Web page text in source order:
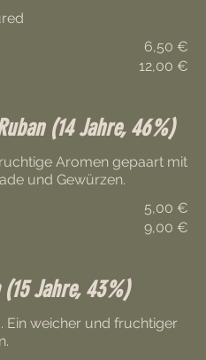
6,50 €
12,00 €
(14 Jahre, 46%)
Aromen gepaart mit
5,00 €
9,00 €
(15 Jahre, 43%)
Ein weicher und fruchtiger